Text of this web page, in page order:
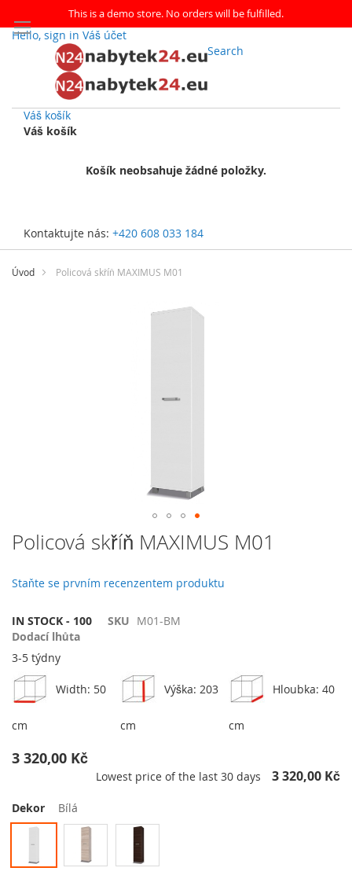
This is a demo store. No orders will be fulfilled.
Hello, sign in Váš účet
Search
Váš košík
Váš košík
Košík neobsahuje žádné položky.
Kontaktujte nás: +420 608 033 184
Přejít
obsah
Úvod Policová skříň MAXIMUS M01
Přeskočit
na
galerie
Policová skříň MAXIMUS M01
Staňte se prvním recenzentem produktu
IN STOCK - 100 SKU M01-BM
Dodací lhůta
3-5 týdny
Width: 50
cm
Výška: 203
cm
Hloubka: 40
cm
3 320,00 Kč
Lowest price of the last 30 days 3 320,00 Kč
Dekor Bílá